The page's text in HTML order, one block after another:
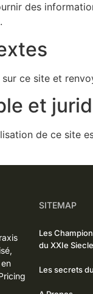
des
ce site et
et
de ce site
SITEMAP
Les
du XXIe Siecle
Les secrets